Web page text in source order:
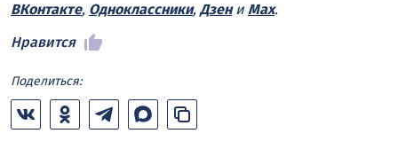
ВКонтакте, Одноклассники, Дзени Max.
Нравится
Поделиться: